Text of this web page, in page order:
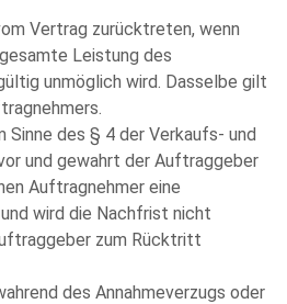
Vertrag zurücktreten, wenn
Leistung des
unmöglich wird. Dasselbe gilt
Sinne des § 4 der Verkaufs- und
und gewahrt der Auftraggeber
Auftragnehmer eine
wird die Nachfrist nicht
zum Rücktritt
des Annahmeverzugs oder